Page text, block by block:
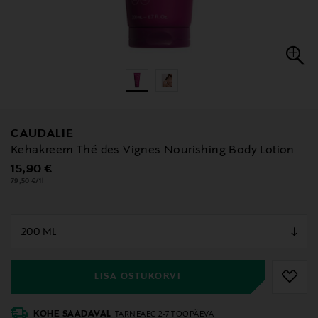
CAUDALIE
Kehakreem Thé des Vignes Nourishing Body Lotion
Original Price
15,90 €
79,50 €/1l
LISA OSTUKORVI
KOHE SAADAVAL TARNEAEG 2-7 TÖÖPÄEVA